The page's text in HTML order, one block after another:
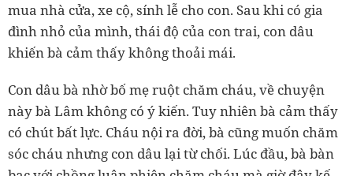
mua nhà cửa, xe cộ, sính lễ cho con. Sau khi có gia
đình nhỏ của mình, thái độ của con trai, con dâu
khiến bà cảm thấy không thoải mái.
Con dâu bà nhờ bố mẹ ruột chăm cháu, về chuyện
này bà Lâm không có ý kiến. Tuy nhiên bà cảm thấy
có chút bất lực. Cháu nội ra đời, bà cũng muốn chăm
sóc cháu nhưng con dâu lại từ chối. Lúc đầu, bà bàn